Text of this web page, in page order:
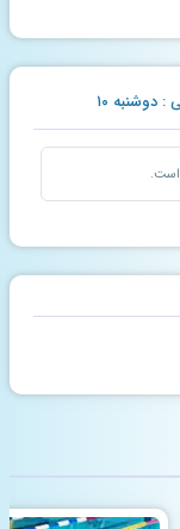
سانسهای استخر غدیر شهریار (آخرین بروزرسانی : دوشنبه ۱۰
است.